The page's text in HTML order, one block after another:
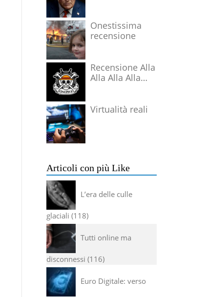
Onestissima
recensione
Recensione Alla
Alla Alla Alla
Virtualità reali
Articoli con più Like
L’era delle culle
glaciali 118
Tutti online ma
disconnessi 116
Euro Digitale: verso